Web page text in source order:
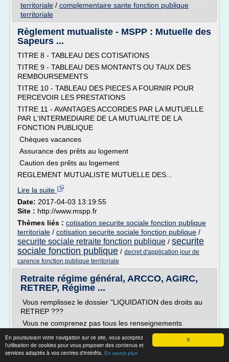
X
En poursuivant votre navigation sur ce site, vous acceptez
l'utilisation de cookies pour vous proposer des contenus et
services adaptés à vos centres d'intérêts. En savoir plus
territoriale / complementaire sante fonction publique
territoriale
Règlement mutualiste - MSPP : Mutuelle des
Sapeurs ...
TITRE 8 - TABLEAU DES COTISATIONS
TITRE 9 - TABLEAU DES MONTANTS OU TAUX DES
REMBOURSEMENTS
TITRE 10 - TABLEAU DES PIECES A FOURNIR POUR
PERCEVOIR LES PRESTATIONS
TITRE 11 - AVANTAGES ACCORDES PAR LA MUTUELLE
PAR L'INTERMEDIAIRE DE LA MUTUALITE DE LA
FONCTION PUBLIQUE
Chèques vacances
Assurance des prêts au logement
Caution des prêts au logement
REGLEMENT MUTUALISTE MUTUELLE DES...
Lire la suite
Date: 2017-04-03 13:19:55
Site : http://www.mspp.fr
Thèmes liés : cotisation securite sociale fonction publique
territoriale / cotisation securite sociale fonction publique /
securite sociale retraite fonction publique / securite
sociale fonction publique / decret d'application jour de
carence fonction publique territoriale
Retraite régime général, ARCCO, AGIRC,
RETREP, Régime ...
Vous remplissez le dossier "LIQUIDATION des droits au
RETREP ???
Vous ne comprenez pas tous les renseignements
C'est normal, le dossier est très mal conçu, nous pouvons
vous adresser par mail un exemple de dossier commenté